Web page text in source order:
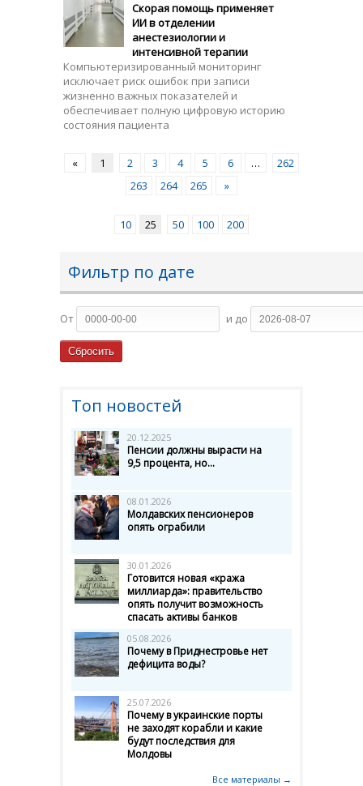
Скорая помощь применяет
ИИ в отделении
анестезиологии и
интенсивной терапии
Компьютеризированный мониторинг
исключает риск ошибок при записи
жизненно важных показателей и
обеспечивает полную цифровую историю
состояния пациента
« 1 2 3 4 5 6 …
262
263
264 265 »
10 25 50 100 200
Фильтр по дате
От и до
Топ новостей
20.12.2025
Пенсии должны вырасти на
9,5 процента, но...
08.01.2026
Молдавских пенсионеров
опять ограбили
30.01.2026
Готовится новая «кража
миллиарда»: правительство
опять получит возможность
спасать активы банков
05.08.2026
Почему в Приднестровье нет
дефицита воды?
25.07.2026
Почему в украинские порты
не заходят корабли и какие
будут последствия для
Молдовы
Все материалы →